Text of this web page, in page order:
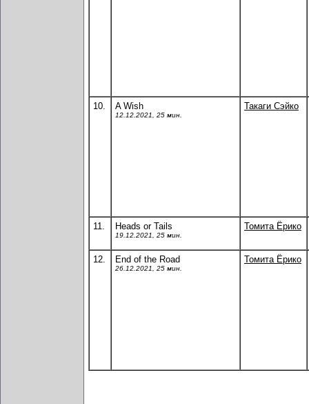
10. A Wish
12.12.2021, 25 мин.
Такаги Сэйко
11. Heads or Tails
19.12.2021, 25 мин.
Томита Ёрико
12. End of the Road
26.12.2021, 25 мин.
Томита Ёрико